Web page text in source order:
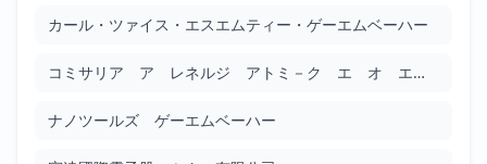
Google Patents
Filed: 4/22/2010Granted: 3/1/20131044 days
光学装置用の接続装置
カール・ツァイス・エスエムティー・ゲーエムベーハー
コミサリア ア レネルジ アトミ－ク エ オ エネルジー アルテルナティヴ
ナノツールズ ゲーエムベーハー